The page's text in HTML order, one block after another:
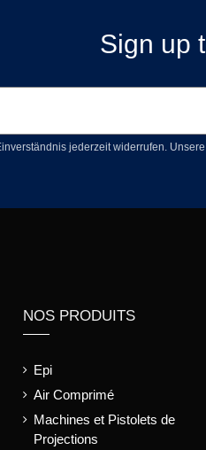
Sign up
jederzeit widerrufen.
NOS PRODUITS
Epi
Air Comprimé
Machines et Pistolets de
Projections